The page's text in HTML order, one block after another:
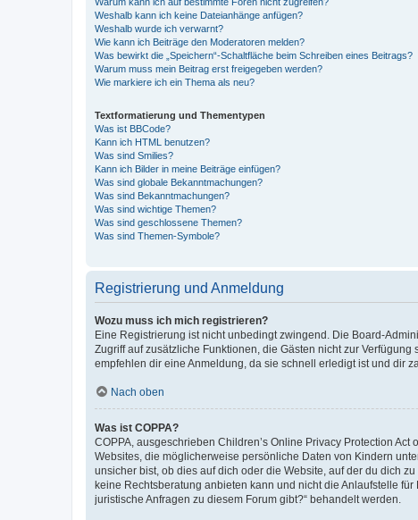
Weshalb kann ich keine Dateianhänge anfügen?
Weshalb wurde ich verwarnt?
Wie kann ich Beiträge den Moderatoren melden?
Was bewirkt die „Speichern“-Schaltfläche beim Schreiben eines Beitrags?
Warum muss mein Beitrag erst freigegeben werden?
Wie markiere ich ein Thema als neu?
Textformatierung und Thementypen
Was ist BBCode?
Kann ich HTML benutzen?
Was sind Smilies?
Kann ich Bilder in meine Beiträge einfügen?
Was sind globale Bekanntmachungen?
Was sind Bekanntmachungen?
Was sind wichtige Themen?
Was sind geschlossene Themen?
Was sind Themen-Symbole?
Registrierung und Anmeldung
Wozu muss ich mich registrieren?
Eine Registrierung ist nicht unbedingt zwingend. Die Board-
Zugriff auf zusätzliche Funktionen, die Gästen nicht zur
empfehlen dir eine Anmeldung, da sie schnell erledigt ist und dir
Nach oben
Was ist COPPA?
COPPA, ausgeschrieben Children’s Online Privacy Protection
Websites, die möglicherweise persönliche Daten von Kindern
unsicher bist, ob dies auf dich oder die Website, auf der du dich
keine Rechtsberatung anbieten kann und nicht die Anlaufstelle
juristische Anfragen zu diesem Forum gibt?“ behandelt werden.